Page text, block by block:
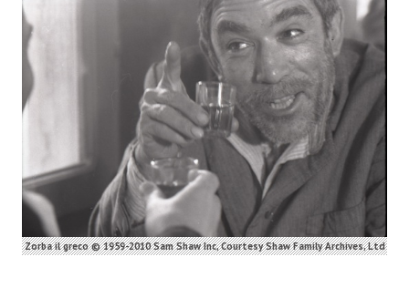
Zorba il greco © 1959-2010 Sam Shaw Inc, Courtesy Shaw Family Archives, Ltd